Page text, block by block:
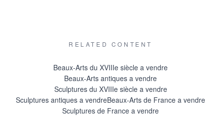
RELATED CONTENT
Beaux-Arts du XVIIIe siècle a vendre
Beaux-Arts antiques a vendre
Sculptures du XVIIIe siècle a vendre
Sculptures antiques a vendreBeaux-Arts de France a vendre
Sculptures de France a vendre